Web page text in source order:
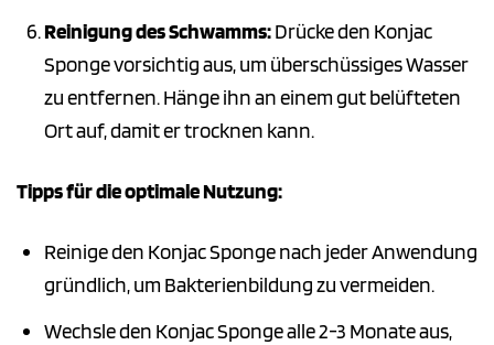
Reinigung des Schwamms:Drücke den Konjac
Sponge vorsichtig aus, um überschüssiges Wasser
zu entfernen. Hänge ihn an einem gut belüfteten
Ort auf, damit er trocknen kann.
Tipps für die optimale Nutzung:
Reinige den Konjac Sponge nach jeder Anwendung
gründlich, um Bakterienbildung zu vermeiden.
Wechsle den Konjac Sponge alle 2-3 Monate aus,